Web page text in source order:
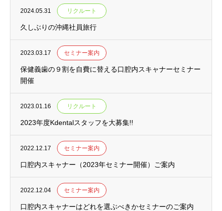
2024.05.31 リクルート
久しぶりの沖縄社員旅行
2023.03.17 セミナー案内
保健義歯の９割を自費に替える口腔内スキャナーセミナー
開催
2023.01.16 リクルート
2023年度Kdentalスタッフを大募集!!
2022.12.17 セミナー案内
口腔内スキャナー（2023年セミナー開催）ご案内
2022.12.04 セミナー案内
口腔内スキャナーはどれを選ぶべきかセミナーのご案内